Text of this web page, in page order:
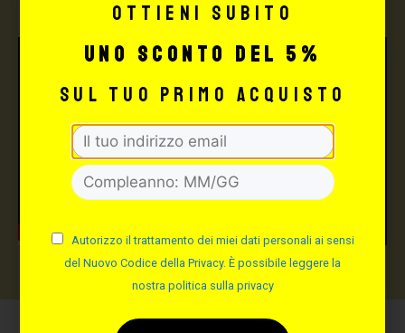
Ottieni subito
uno sconto del 5%
sul tuo primo acquisto
Autorizzo il trattamento dei miei dati personali ai sensi
del Nuovo Codice della Privacy. È possibile leggere la
nostra politica sulla privacy